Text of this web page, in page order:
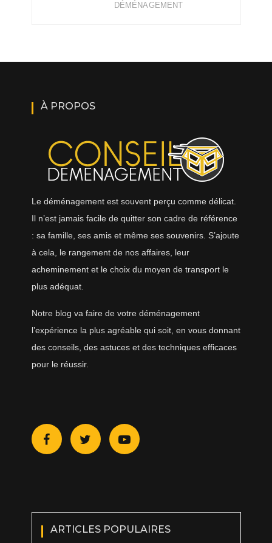
DÉMÉNAGEMENT
À PROPOS
Le déménagement est souvent perçu comme délicat.
Il n’est jamais facile de quitter son cadre de référence
: sa famille, ses amis et même ses souvenirs. S’ajoute
à cela, le rangement de nos affaires, leur
acheminement et le choix du moyen de transport le
plus adéquat.
Notre blog va faire de votre déménagement
l’expérience la plus agréable qui soit, en vous donnant
des conseils, des astuces et des techniques efficaces
pour le réussir.
ARTICLES POPULAIRES